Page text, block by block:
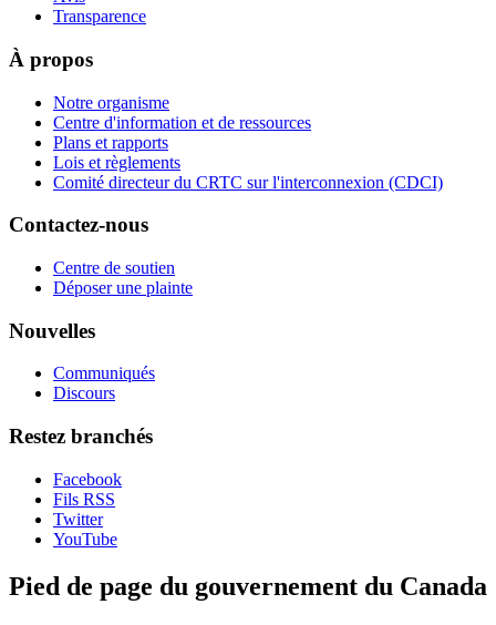
Transparence
À propos
Notre organisme
Centre d'information et de ressources
Plans et rapports
Lois et règlements
Comité directeur du CRTC sur l'interconnexion (CDCI)
Contactez-nous
Centre de soutien
Déposer une plainte
Nouvelles
Communiqués
Discours
Restez branchés
Facebook
Fils RSS
Twitter
YouTube
Pied de page du gouvernement du Canada